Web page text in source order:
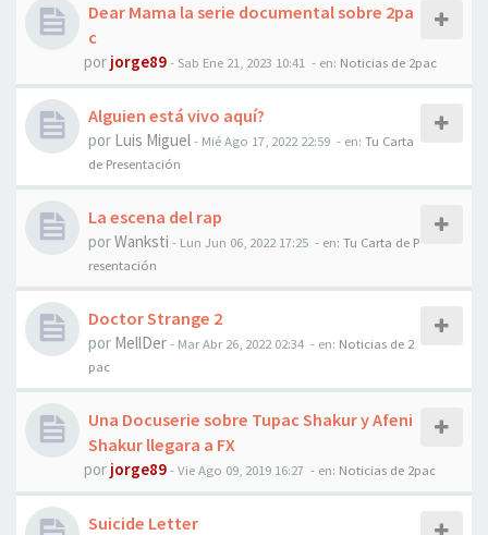
Dear Mama la serie documental sobre 2pa
c
por jorge89- Sab Ene 21, 2023 10:41 - en: Noticias de 2pac
Alguien está vivo aquí?
por Luis Miguel- Mié Ago 17, 2022 22:59 - en: Tu Carta
de Presentación
La escena del rap
porWanksti - Lun Jun 06, 2022 17:25 - en: Tu Carta de P
resentación
Doctor Strange 2
por MellDer- Mar Abr 26, 2022 02:34 - en: Noticias de 2
pac
Una Docuserie sobre Tupac Shakur y Afeni
Shakur llegara a FX
por jorge89-Vie Ago 09, 2019 16:27 - en: Noticias de 2pac
Suicide Letter